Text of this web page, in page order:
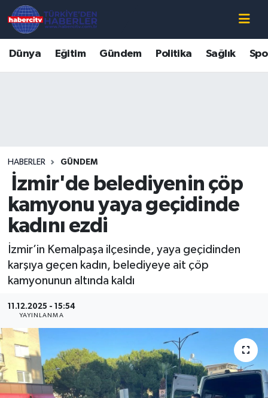
Dünya Eğitim Gündem Politika Sağlık
HABERLER GÜNDEM
İzmir'de belediyenin çöp
kamyonu yaya geçidinde
kadını ezdi
İzmir’in Kemalpaşa ilçesinde, yaya geçidinden
karşıya geçen kadın, belediyeye ait çöp
kamyonunun altında kaldı
11.12.2025 - 15:54
YAYINLANMA
Süper Lig Puan Durumu ve Fikstür
Son Dakika Haberleri
Haber Arşivi